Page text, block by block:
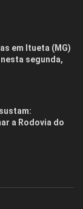
em Itueta (MG)
segunda,
a Rodovia do